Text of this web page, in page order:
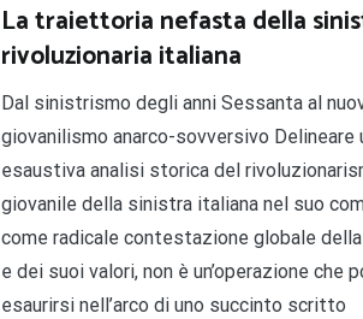
La traiettoria nefasta della
rivoluzionaria italiana
Dal sinistrismo degli anni Sessanta al
giovanilismo anarco-sovversivo Delineare
esaustiva analisi storica del
giovanile della sinistra italiana nel suo
come radicale contestazione globale
e dei suoi valori, non è un’operazione che
esaurirsi nell’arco di uno succinto scritto